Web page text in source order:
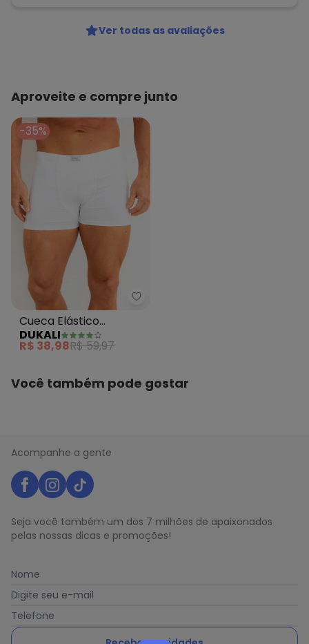
Ver todas as avaliações
Aproveite e compre junto
-35%
Dukali - Cueca Elástico
Cueca Elástico
Tombado Poliamida
Branco
DUKALI
R$ 38,98R$ 59,97
Você também pode gostar
Acompanhe a gente
Seja você também um dos 7 milhões de apaixonados
pelas nossas dicas e promoções!
Nome
Digite seu e-mail
Telefone